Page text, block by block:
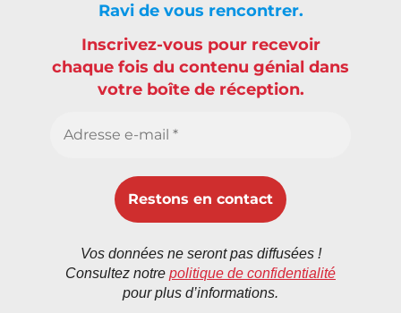
Ravi de vous rencontrer.
Inscrivez-vous pour recevoir
chaque fois du contenu génial dans
votre boîte de réception.
Vos données ne seront pas diffusées !
Consultez notre politique de confidentialité
pour plus d’informations.